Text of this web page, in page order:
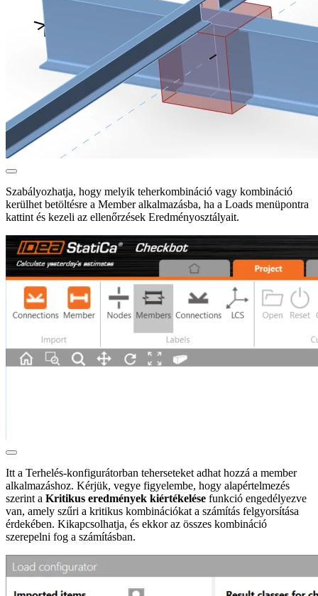
Szabályozhatja, hogy melyik teherkombináció vagy kombináció
kerülhet betöltésre a Member alkalmazásba, ha a Loads menüpontra
kattint és kezeli az ellenőrzések Eredményosztályait.
Itt a Terhelés-konfigurátorban teherseteket adhat hozzá a member
alkalmazáshoz. Kérjük, vegye figyelembe, hogy alapértelmezés
szerint a Kritikus eredmények kiértékelése funkció engedélyezve
van, amely szűri a kritikus kombinációkat a számítás felgyorsítása
érdekében. Kikapcsolhatja, és ekkor az összes kombináció
szerepelni fog a számításban.